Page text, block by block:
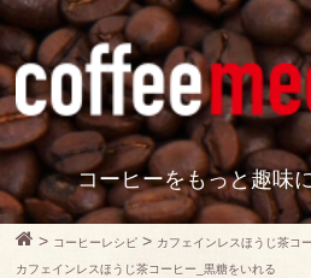
コーヒーをもっと趣味
> コーヒーレシピ > カフェインレスほうじ茶コ
カフェインレスほうじ茶コーヒー_黒糖をいれる